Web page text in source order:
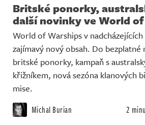
Britské ponorky,
další novinky ve World
World of Warships v
zajímavý nový obsah. Do
britské ponorky, kampaň s
křižníkem, nová sezóna klanových
mise.
Michal Burian 2